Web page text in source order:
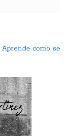
Aprende como se